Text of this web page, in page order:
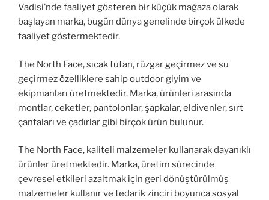
Vadisi’nde faaliyet gösteren bir küçük mağaza olarak
başlayan marka, bugün dünya genelinde birçok ülkede
faaliyet göstermektedir.
The North Face, sıcak tutan, rüzgar geçirmez ve su
geçirmez özelliklere sahip outdoor giyim ve
ekipmanları üretmektedir. Marka, ürünleri arasında
montlar, ceketler, pantolonlar, şapkalar, eldivenler, sırt
çantaları ve çadırlar gibi birçok ürün bulunur.
The North Face, kaliteli malzemeler kullanarak dayanıklı
ürünler üretmektedir. Marka, üretim sürecinde
çevresel etkileri azaltmak için geri dönüştürülmüş
malzemeler kullanır ve tedarik zinciri boyunca sosyal